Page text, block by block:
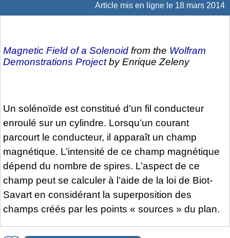
Article mis en ligne le 18 mars 2014
Magnetic Field of a Solenoid from the Wolfram
Demonstrations Projectby Enrique Zeleny
Un solénoïde est constitué d’un fil conducteur
enroulé sur un cylindre. Lorsqu’un courant
parcourt le conducteur, il apparaît un champ
magnétique. L’intensité de ce champ magnétique
dépend du nombre de spires. L’aspect de ce
champ peut se calculer à l’aide de la loi de Biot-
Savart en considérant la superposition des
champs créés par les points « sources » du plan.